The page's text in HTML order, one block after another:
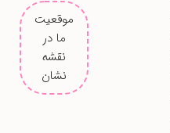
موقعیت
ما در
نقشه
نشان